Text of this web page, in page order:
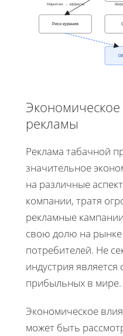
Риск курения
Маркетинг → эффекты
рекламы
Реклама табачной
значительное
на различные
компании, тратя
рекламные
свою долю на
потребителей. Не
индустрия
прибыльных в мире.
Экономическое
может быть